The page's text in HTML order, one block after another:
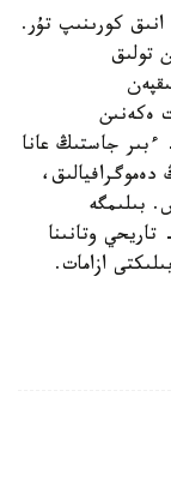
كورىنىپ تۇر.
تولىق
ەكەنىن
ءبىر جاستىڭ عانا
بىلىمگە
وتانىنا
ازامات.